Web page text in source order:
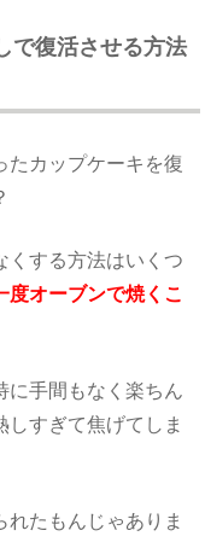
で復活させる方法
たカップケーキを復
くする方法はいくつ
度オーブンで焼くこ
に手間もなく楽ちん
すぎて焦げてしま
れたもんじゃありま